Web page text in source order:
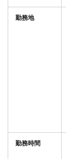
勤務地
勤務時間